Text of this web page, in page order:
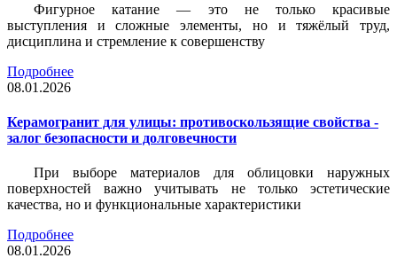
Фигурное катание — это не только красивые
выступления и сложные элементы, но и тяжёлый труд,
дисциплина и стремление к совершенству
Подробнее
08.01.2026
Керамогранит для улицы: противоскользящие свойства -
залог безопасности и долговечности
При выборе материалов для облицовки наружных
поверхностей важно учитывать не только эстетические
качества, но и функциональные характеристики
Подробнее
08.01.2026